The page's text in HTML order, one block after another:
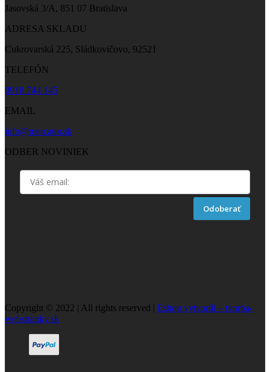
Jasovská 3/A, 851 07 Bratislava
ADRESA SKLADU
Cukrovarská 225, Sládkovičovo, 92521
TELEFÓN
0918 744 145
EMAIL
info@mercator.sk
ODBER NOVINIEK
Odoberať
Copyright © 2022 | All rights reserved | Eshop vytvorili – tvorba-
webstranky.sk